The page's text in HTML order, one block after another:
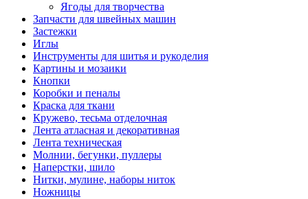
Ягоды для творчества
Запчасти для швейных машин
Застежки
Иглы
Инструменты для шитья и рукоделия
Картины и мозаики
Кнопки
Коробки и пеналы
Краска для ткани
Кружево, тесьма отделочная
Лента атласная и декоративная
Лента техническая
Молнии, бегунки, пуллеры
Наперстки, шило
Нитки, мулине, наборы ниток
Ножницы